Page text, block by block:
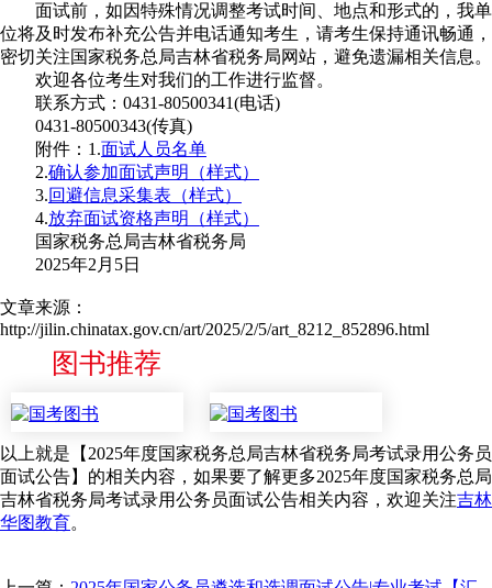
面试前，如因特殊情况调整考试时间、地点和形式的，我单
位将及时发布补充公告并电话通知考生，请考生保持通讯畅通，
密切关注国家税务总局吉林省税务局网站，避免遗漏相关信息。
欢迎各位考生对我们的工作进行监督。
联系方式：0431-80500341(电话)
0431-80500343(传真)
附件：1.面试人员名单
2.确认参加面试声明（样式）
3.回避信息采集表（样式）
4.放弃面试资格声明（样式）
国家税务总局吉林省税务局
2025年2月5日
文章来源：
http://jilin.chinatax.gov.cn/art/2025/2/5/art_8212_852896.html
图书推荐
以上就是【2025年度国家税务总局吉林省税务局考试录用公务员
面试公告】的相关内容，如果要了解更多2025年度国家税务总局
吉林省税务局考试录用公务员面试公告相关内容，欢迎关注吉林
华图教育。